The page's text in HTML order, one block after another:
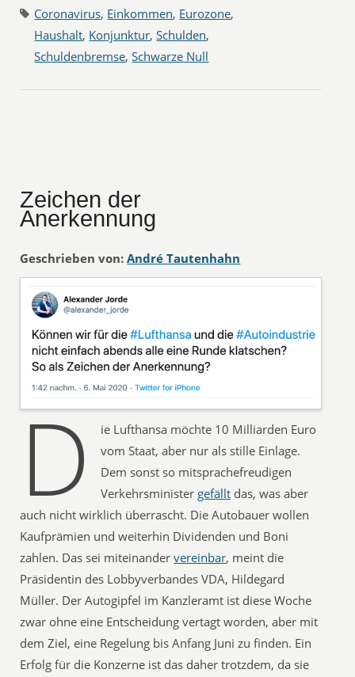
Coronavirus, Einkommen, Eurozone,
Haushalt, Konjunktur,Schulden,
Schuldenbremse,Schwarze Null
Zeichen der
Anerkennung
Geschrieben von: André Tautenhahn
D
ie Lufthansa möchte 10 Milliarden Euro
vom Staat, aber nur als stille Einlage.
Dem sonst so mitsprachefreudigen
Verkehrsminister gefällt das, was aber
auch nicht wirklich überrascht. Die Autobauer wollen
Kaufprämien und weiterhin Dividenden und Boni
zahlen. Das sei miteinandervereinbar, meint die
Präsidentin des Lobbyverbandes VDA, Hildegard
Müller. Der Autogipfel im Kanzleramt ist diese Woche
zwar ohne eine Entscheidung vertagt worden, aber mit
dem Ziel, eine Regelung bis Anfang Juni zu finden. Ein
Erfolg für die Konzerne ist das daher trotzdem, da sie